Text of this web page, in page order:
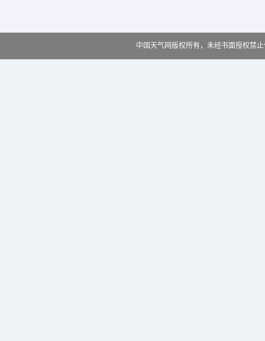
中国天气网版权所有，未经书面授权